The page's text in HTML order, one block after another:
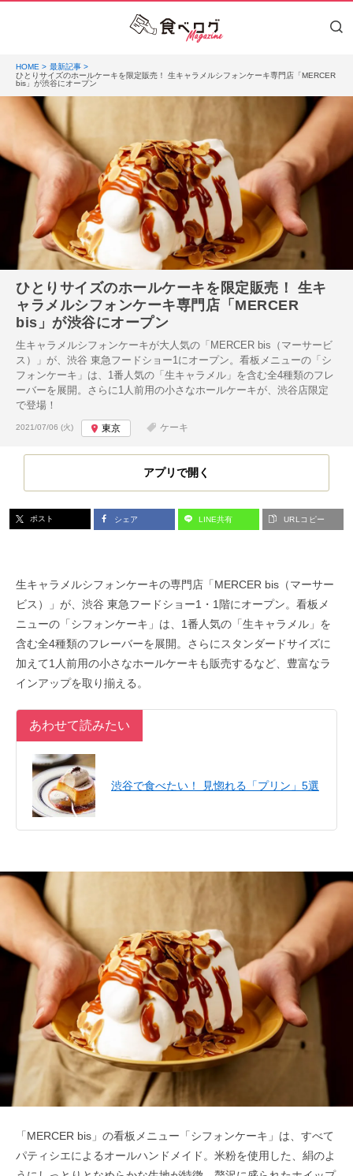
HOME
最新記事
ひとりサイズのホールケーキを限定販売！ 生キャラメルシフォンケーキ専門店「MERCER
bis」が渋谷にオープン
ひとりサイズのホールケーキを限定販売！ 生キ
ャラメルシフォンケーキ専門店「MERCER
bis」が渋谷にオープン
生キャラメルシフォンケーキが大人気の「MERCER bis（マーサービ
ス）」が、渋谷 東急フードショー1にオープン。看板メニューの「シ
フォンケーキ」は、1番人気の「生キャラメル」を含む全4種類のフレ
ーバーを展開。さらに1人前用の小さなホールケーキが、渋谷店限定
で登場！
投稿日:
2021/07/06 (火) 東京 ケーキ
アプリで開く
ポスト シェア LINE共有 URLコピー
生キャラメルシフォンケーキの専門店「MERCER bis（マーサー
ビス）」が、渋谷 東急フードショー1・1階にオープン。看板メ
ニューの「シフォンケーキ」は、1番人気の「生キャラメル」を
含む全4種類のフレーバーを展開。さらにスタンダードサイズに
加えて1人前用の小さなホールケーキも販売するなど、豊富なラ
インアップを取り揃える。
あわせて読みたい
渋谷で食べたい！ 見惚れる「プリン」5選
「MERCER bis」の看板メニュー「シフォンケーキ」は、すべて
パティシエによるオールハンドメイド。米粉を使用した、絹のよ